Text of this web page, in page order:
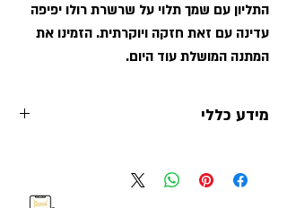
התליון עם שמך תלוי על שרשרת רולו יפיפה
עדינה עם זאת חזקה ויוקרתית. הזמינו את
המתנה המושלת עוד היום.
מידע כללי
ציפוי זהב 18 K
שם בעיצוב אישי